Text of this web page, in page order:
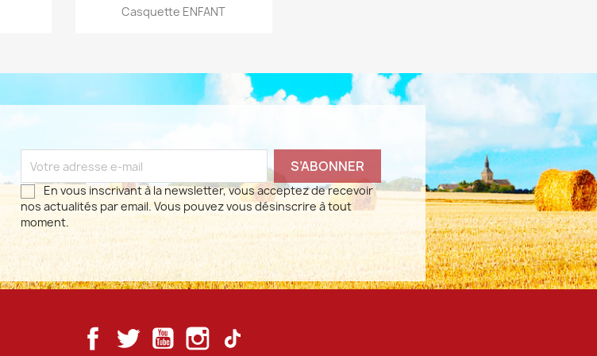
Aperçu rapide
Casquette ENFANT
En vous inscrivant à la newsletter, vous acceptez de recevoir
nos actualités par email. Vous pouvez vous désinscrire à tout
moment.
FacebookTwitter YouTubeInstagram